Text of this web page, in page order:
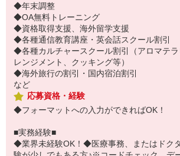
◆年末調整
◆OA無料トレーニング
◆資格取得支援、海外留学支援
◆各種通信教育講座・英会話スクール割引
◆各種カルチャースクール割引（アロマテ
レンジメント、クッキング等）
◆海外旅行の割引・国内宿泊割引
など
応募資格・経験
◆フォーマットへの入力ができればOK！
■実務経験■
◆業界未経験OK！◆医療事務、またはドク